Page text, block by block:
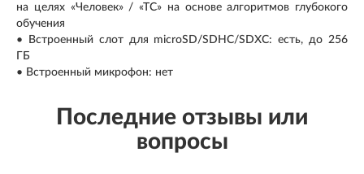
на целях «Человек» / «ТС» на основе алгоритмов глубокого
обучения
• Встроенный слот для microSD/SDHC/SDXC: есть, до 256
ГБ
• Встроенный микрофон: нет
Последние отзывы или
вопросы